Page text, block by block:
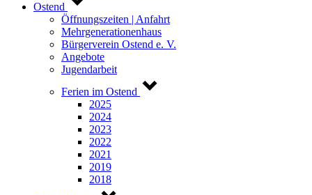
Ostend
Öffnungszeiten | Anfahrt
Mehrgenerationenhaus
Bürgerverein Ostend e. V.
Angebote
Jugendarbeit
Ferien im Ostend
2025
2024
2023
2022
2021
2019
2018